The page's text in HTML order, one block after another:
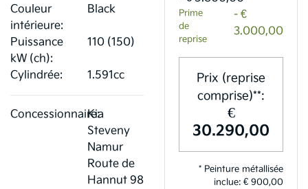
Couleur
intérieure:
Black
Puissance
kW (ch):
110 (150)
Cylindrée: 1.591cc
Concessionnaire:
Kia
Steveny
Namur
Route de
Hannut 98
Prime
de
reprise
- €
3.000,00
Prix (reprise
comprise)**:
€
30.290,00
* Peinture métallisée
inclue: € 900,00